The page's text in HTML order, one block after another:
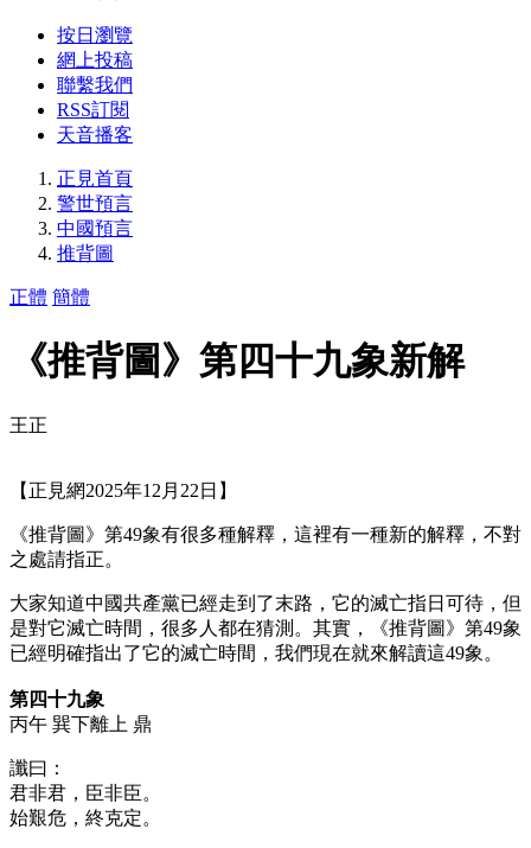
按日瀏覽
網上投稿
聯繫我們
RSS訂閱
天音播客
正見首頁
警世預言
中國預言
推背圖
正體 簡體
《推背圖》第四十九象新解
王正
【正見網2025年12月22日】
《推背圖》第49象有很多種解釋，這裡有一種新的解釋，不對
之處請指正。
大家知道中國共產黨已經走到了末路，它的滅亡指日可待，但
是對它滅亡時間，很多人都在猜測。其實，《推背圖》第49象
已經明確指出了它的滅亡時間，我們現在就來解讀這49象。
第四十九象
丙午 巽下離上 鼎
讖曰：
君非君，臣非臣。
始艱危，終克定。